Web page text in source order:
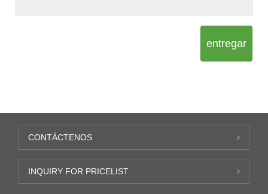
entregar
CONTÁCTENOS
INQUIRY FOR PRICELIST